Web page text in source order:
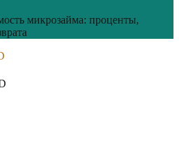
микрозайма: проценты,